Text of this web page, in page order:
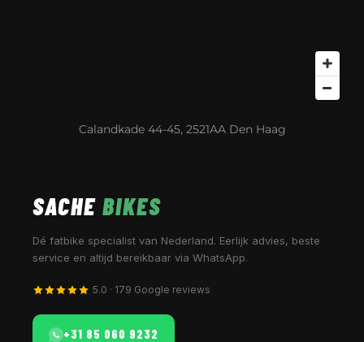
Calandkade 44-45, 2521AA Den Haag
SACHE BIKES
Dé fatbike specialist van Nederland. Eerlijk advies, beste
service en altijd bereikbaar via WhatsApp.
5.0 · 179 Google reviews
+31 85 060 9232